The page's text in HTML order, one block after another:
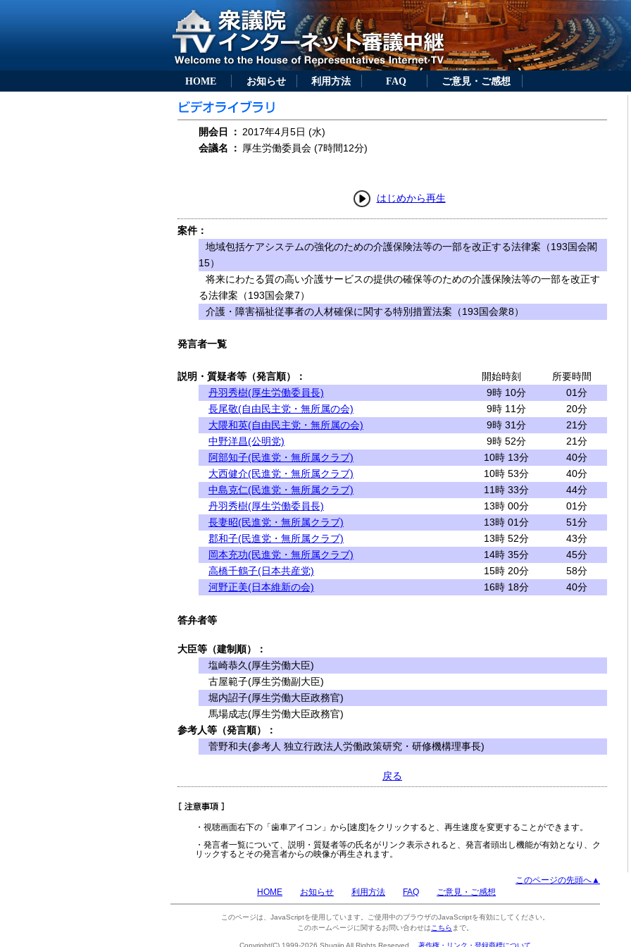
HOME お知らせ 利用方法 FAQ ご意見・ご感想
開会日 ： 2017年4月5日 (水)
会議名
： 厚生労働委員会 (7時間12分)
はじめから再生
案件：
地域包括ケアシステムの強化のための介護保険法等の一部を改正する法律案（193国会閣
15）
将来にわたる質の高い介護サービスの提供の確保等のための介護保険法等の一部を改正す
る法律案（193国会衆7）
介護・障害福祉従事者の人材確保に関する特別措置法案（193国会衆8）
発言者一覧
説明・質疑者等（発言順）： 開始時刻
所要時間
丹羽秀樹(厚生労働委員長)
9時 10分
01分
長尾敬(自由民主党・無所属の会)
9時 11分
20分
大隈和英(自由民主党・無所属の会)
9時 31分
21分
中野洋昌(公明党)
9時 52分
21分
阿部知子(民進党・無所属クラブ)
10時 13分
40分
大西健介(民進党・無所属クラブ)
10時 53分
40分
中島克仁(民進党・無所属クラブ)
11時 33分
44分
丹羽秀樹(厚生労働委員長)
13時 00分
01分
長妻昭(民進党・無所属クラブ)
13時 01分
51分
郡和子(民進党・無所属クラブ)
13時 52分
43分
岡本充功(民進党・無所属クラブ)
14時 35分
45分
高橋千鶴子(日本共産党)
15時 20分
58分
河野正美(日本維新の会)
16時 18分 40分
答弁者等
大臣等（建制順）：
塩崎恭久(厚生労働大臣)
古屋範子(厚生労働副大臣)
堀内詔子(厚生労働大臣政務官)
馬場成志(厚生労働大臣政務官)
参考人等（発言順）：
菅野和夫(参考人 独立行政法人労働政策研究・研修機構理事長)
戻る
・視聴画面右下の「歯車アイコン」から[速度]をクリックすると、再生速度を変更することができます。
・発言者一覧について、説明・質疑者等の氏名がリンク表示されると、発言者頭出し機能が有効となり、ク
リックするとその発言者からの映像が再生されます。
このページの先頭へ▲
HOME
お知らせ 利用方法 FAQ ご意見・ご感想
このページは、JavaScriptを使用しています。ご使用中のブラウザのJavaScriptを有効にしてください。
このホームページに関するお問い合わせは こちら まで。
Copyright(C) 1999-2026 Shugiin All Rights Reserved. 著作権・リンク・登録商標について